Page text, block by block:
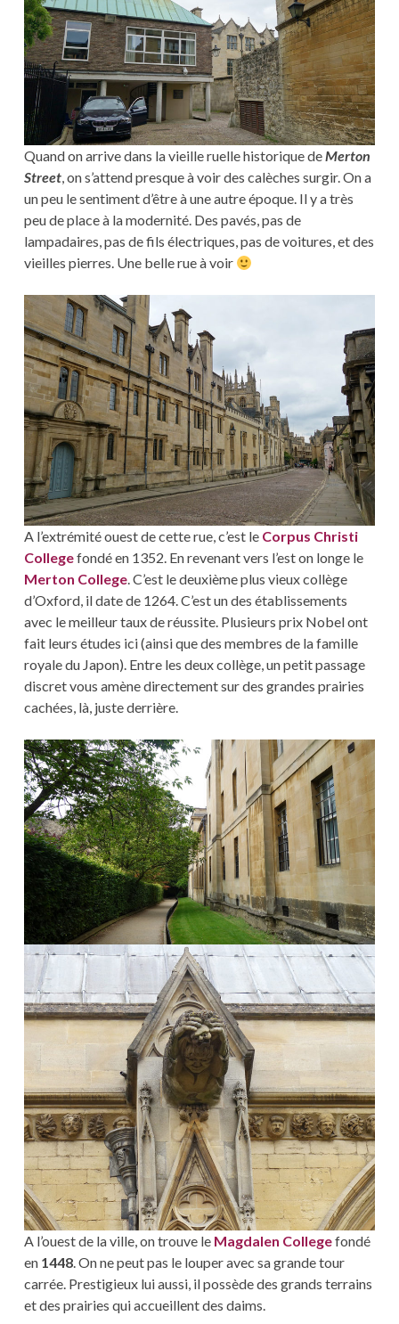
Quand on arrive dans la vieille ruelle historique deMerton
Street, on s’attend presque à voir des calèches surgir. On a
un peu le sentiment d’être à une autre époque. Il y a très
peu de place à la modernité. Des pavés, pas de
lampadaires, pas de fils électriques, pas de voitures, et des
vieilles pierres. Une belle rue à voir
A l’extrémité ouest de cette rue, c’est le Corpus Christi
Collegefondé en 1352. En revenant vers l’est on longe le
Merton College. C’est le deuxième plus vieux collège
d’Oxford, il date de 1264. C’est un des établissements
avec le meilleur taux de réussite. Plusieurs prix Nobel ont
fait leurs études ici (ainsi que des membres de la famille
royale du Japon). Entre les deux collège, un petit passage
discret vous amène directement sur des grandes prairies
cachées, là, juste derrière.
A l’ouest de la ville, on trouve le Magdalen Collegefondé
en 1448. On ne peut pas le louper avec sa grande tour
carrée. Prestigieux lui aussi, il possède des grands terrains
et des prairies qui accueillent des daims.